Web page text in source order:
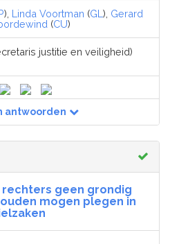
), Linda Voortman (GL ), Gerard
(CU)
justitie en veiligheid)
antwoorden
rechters geen grondig
mogen plegen in